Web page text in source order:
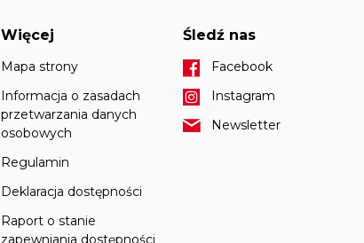
Więcej
Mapa strony
Informacja o zasadach
przetwarzania danych
osobowych
Regulamin
Deklaracja dostępności
Raport o stanie
zapewniania dostępności
Śledź nas
Facebook
Instagram
Newsletter